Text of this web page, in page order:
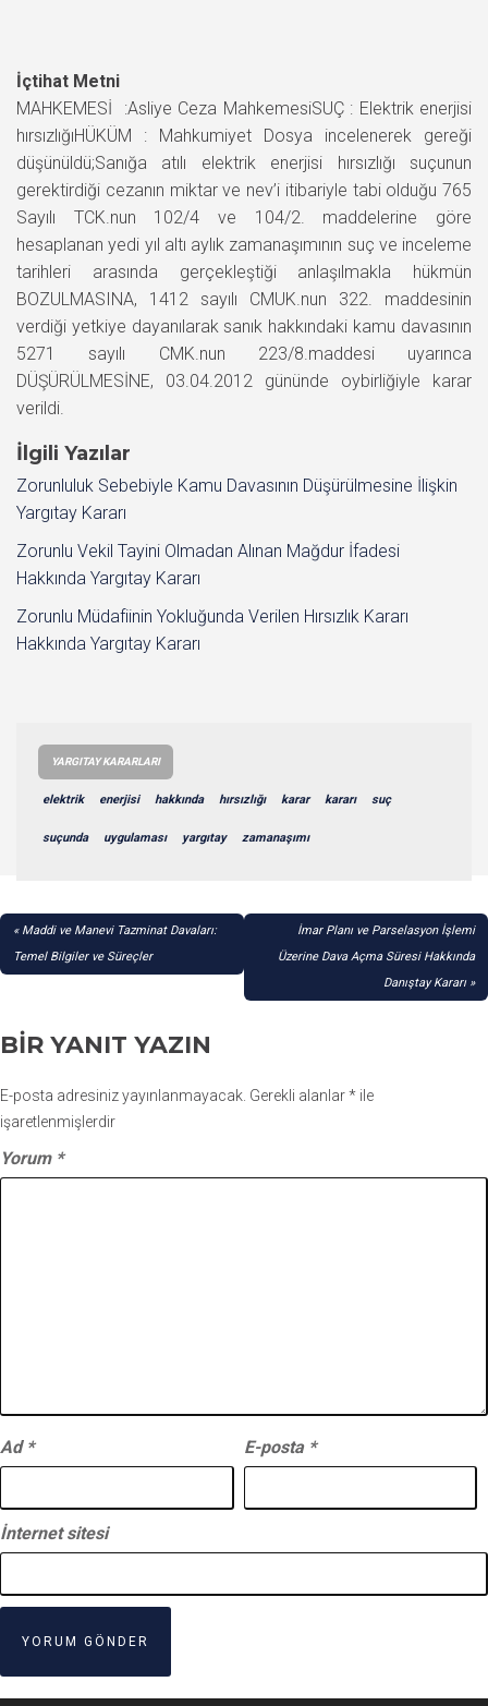
İçtihat Metni
MAHKEMESİ :Asliye Ceza MahkemesiSUÇ : Elektrik enerjisi
hırsızlığıHÜKÜM : Mahkumiyet Dosya incelenerek gereği
düşünüldü;Sanığa atılı elektrik enerjisi hırsızlığı suçunun
gerektirdiği cezanın miktar ve nev’i itibariyle tabi olduğu 765
Sayılı TCK.nun 102/4 ve 104/2. maddelerine göre
hesaplanan yedi yıl altı aylık zamanaşımının suç ve inceleme
tarihleri arasında gerçekleştiği anlaşılmakla hükmün
BOZULMASINA, 1412 sayılı CMUK.nun 322. maddesinin
verdiği yetkiye dayanılarak sanık hakkındaki kamu davasının
5271 sayılı CMK.nun 223/8.maddesi uyarınca
DÜŞÜRÜLMESİNE, 03.04.2012 gününde oybirliğiyle karar
verildi.
İlgili Yazılar
Zorunluluk Sebebiyle Kamu Davasının Düşürülmesine İlişkin
Yargıtay Kararı
Zorunlu Vekil Tayini Olmadan Alınan Mağdur İfadesi
Hakkında Yargıtay Kararı
Zorunlu Müdafiinin Yokluğunda Verilen Hırsızlık Kararı
Hakkında Yargıtay Kararı
YARGITAY KARARLARI
elektrik enerjisi hakkında hırsızlığı karar kararı suç
suçunda uygulaması yargıtay zamanaşımı
YAZI
GEZINMESI
Maddi ve Manevi Tazminat Davaları:
Temel Bilgiler ve Süreçler
İmar Planı ve Parselasyon İşlemi
Üzerine Dava Açma Süresi Hakkında
Danıştay Kararı
BIR YANIT YAZIN
E-posta adresiniz yayınlanmayacak. Gerekli alanlar* ile
işaretlenmişlerdir
Yorum *
Ad * E-posta *
İnternet sitesi